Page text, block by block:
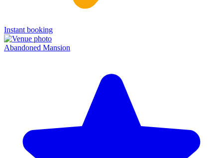
Instant booking
Abandoned Mansion